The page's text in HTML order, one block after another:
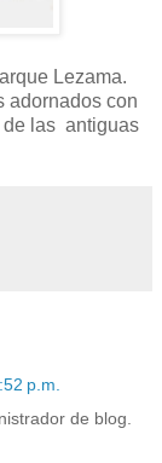
Lezama.
adornados con
de las antiguas
p.m.
de blog.